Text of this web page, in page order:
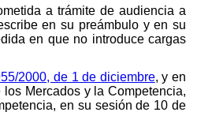
a trámite de audiencia a
en su preámbulo y en su
en que no introduce cargas
2000, de 1 de diciembre, y en
Mercados y la Competencia,
en su sesión de 10 de